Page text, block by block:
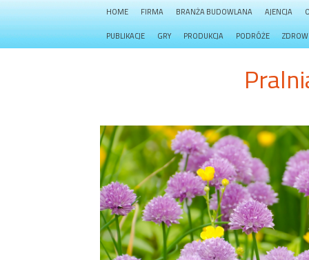
HOME FIRMA BRANŻA BUDOWLANA AJENCJA
PUBLIKACJE GRY PRODUKCJA PODRÓŻE